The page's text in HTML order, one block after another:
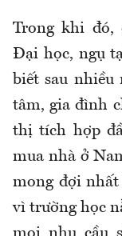
Trong khi đó,
Đại học, ngụ
biết sau
tâm, gia đình
thị tích hợp
mua nhà ở
mong đợi
vì trường học